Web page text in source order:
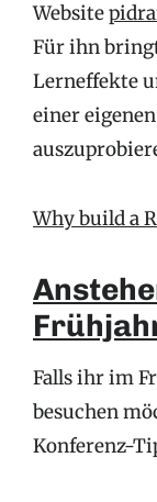
Website
Für ihn
Lerneffekte
einer
Why build a
Falls ihr im
besuchen
Konferenz-